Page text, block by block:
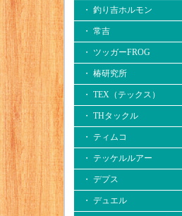
・ 釣り吉ホルモン
・ 常吉
・ ツッガーFROG
・ 椿研究所
・ TEX（テックス）
・ THタックル
・ ティムコ
・ テッケルルアー
・ デプス
・ デュエル